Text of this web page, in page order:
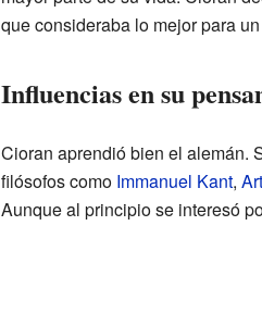
que consideraba lo mejor para
Influencias en su
Cioran aprendió bien el alemán.
filósofos como Immanuel Kant,
Aunque al principio se interesó